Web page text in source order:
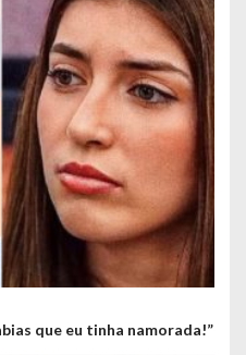
que eu tinha namorada!”